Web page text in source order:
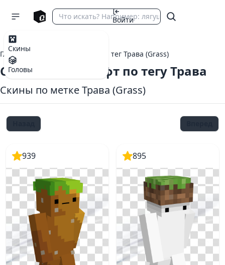
Скины
Головы
Войти
Главная тег Трава (Grass)
Скины Майнкрафт по тегу Трава
Скины по метке Трава (Grass)
939 895